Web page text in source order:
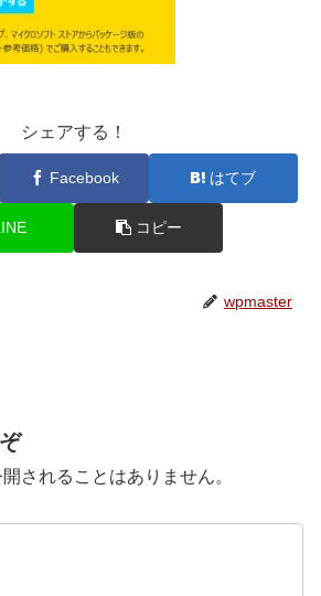
シェアする！
Facebook はてブ
コピー
wpmaster
されることはありません。